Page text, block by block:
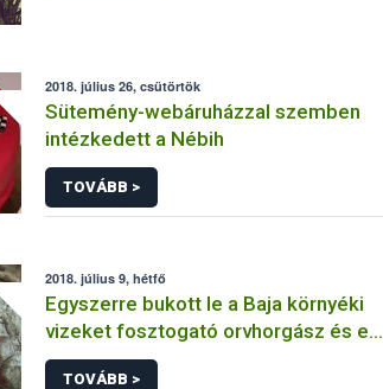
2018. július 26, csütörtök
Sütemény-webáruházzal szemben
intézkedett a Nébih
TOVÁBB >
2018. július 9, hétfő
Egyszerre bukott le a Baja környéki
vizeket fosztogató orvhorgász és egy
orvhalászattal gyanúsítható személy
TOVÁBB >